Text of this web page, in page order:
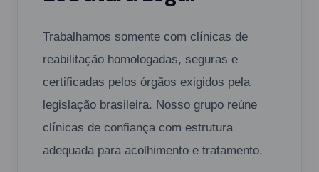
Trabalhamos somente com clínicas de
reabilitação homologadas, seguras e
certificadas pelos órgãos exigidos pela
legislação brasileira. Nosso grupo reúne
clínicas de confiança com estrutura
adequada para acolhimento e tratamento.